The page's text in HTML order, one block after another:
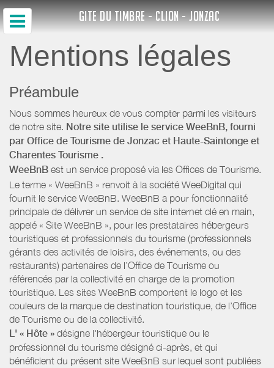
GITE DU TIMBRE - CLION - JONZAC
Mentions légales
Préambule
Nous sommes heureux de vous compter parmi les visiteurs
de notre site. Notre site utilise le service WeeBnB, fourni
par Office de Tourisme de Jonzac et Haute-Saintonge et
Charentes Tourisme .
WeeBnB est un service proposé via les Offices de Tourisme.
Le terme « WeeBnB » renvoit à la société WeeDigital qui
fournit le service WeeBnB. WeeBnB a pour fonctionnalité
principale de délivrer un service de site internet clé en main,
appelé « Site WeeBnB », pour les prestataires hébergeurs
touristiques et professionnels du tourisme (professionnels
gérants des activités de loisirs, des événements, ou des
restaurants) partenaires de l’Office de Tourisme ou
référencés par la collectivité en charge de la promotion
touristique. Les sites WeeBnB comportent le logo et les
couleurs de la marque de destination touristique, de l’Office
de Tourisme ou de la collectivité.
L' « Hôte » désigne l'hébergeur touristique ou le
professionnel du tourisme désigné ci-après, et qui
bénéficient du présent site WeeBnB sur lequel sont publiées